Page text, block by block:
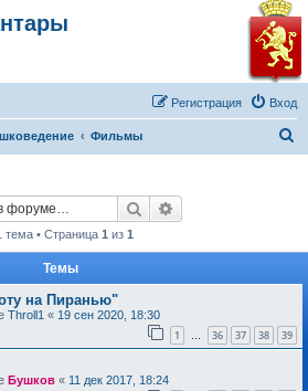
Вход
Регистрация
Фильмы
Поиск
тема • Страница 1 из 1
Темы
на Пиранью"
Throll1 « 19 сен 2020, 18:30
1 … 36 37 38 39
Бушков « 11 дек 2017, 18:24